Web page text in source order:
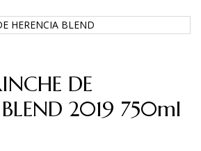
DE
BLEND 2019 750ml